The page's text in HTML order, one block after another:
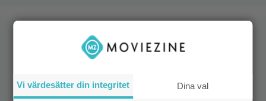
Vi värdesätter din integritet Dina val